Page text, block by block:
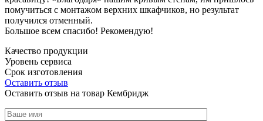
помучиться с монтажом верхних шкафчиков, но результат
получился отменный.
Большое всем спасибо! Рекомендую!
Качество продукции
Уровень сервиса
Срок изготовления
Оставить отзыв
Оставить отзыв на товар Кембридж